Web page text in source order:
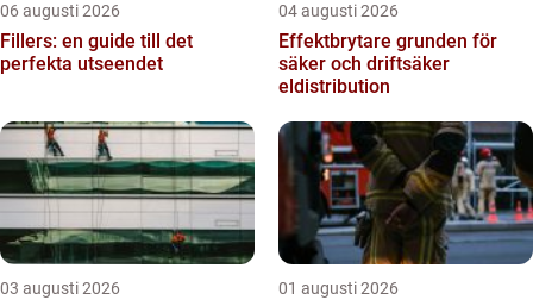
06 augusti 2026
Fillers: en guide till det
perfekta utseendet
04 augusti 2026
Effektbrytare grunden för
säker och driftsäker
eldistribution
03 augusti 2026 01 augusti 2026